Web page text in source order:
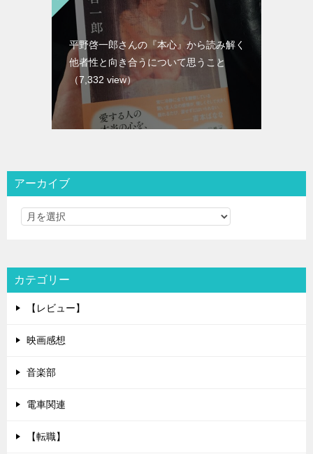
平野啓一郎さんの『本心』から読み解く
他者性と向き合うについて思うこと
（7,332 view）
アーカイブ
カテゴリー
【レビュー】
映画感想
音楽部
電車関連
【転職】